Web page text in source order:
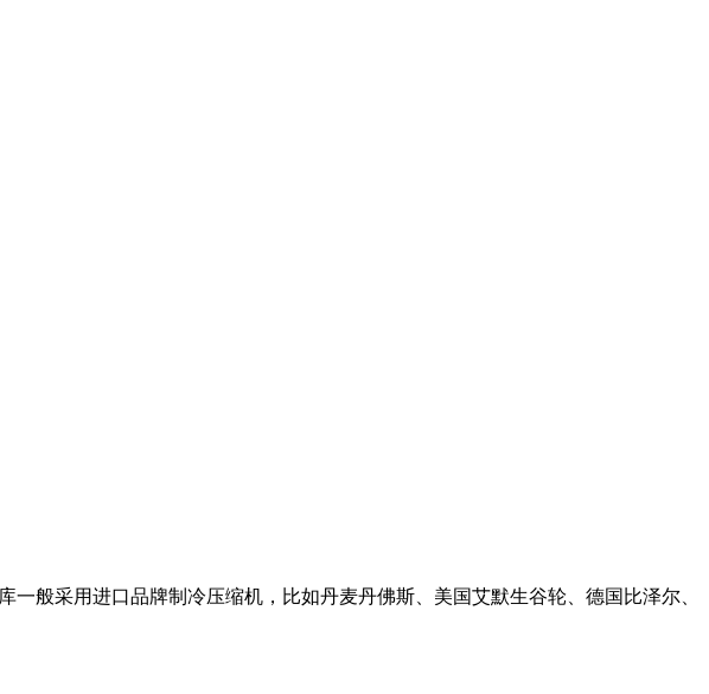
一般采用进口品牌制冷压缩机，比如丹麦丹佛斯、美国艾默生谷轮、德国比泽尔、